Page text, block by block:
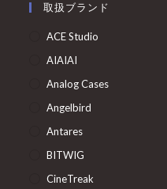
取扱ブランド
ACE Studio
AIAIAI
Analog Cases
Angelbird
Antares
BITWIG
CineTreak